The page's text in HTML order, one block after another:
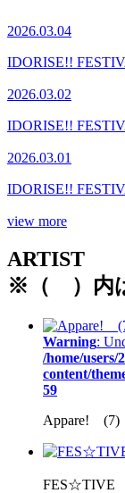
2026.03.04
IDORISE!!
2026.03.02
IDORISE!!
2026.03.01
IDORISE!!
view more
ARTIST
※（ ）内
Warning:
/home/users/
content/
59
Appare! (7)
FES☆TIVE